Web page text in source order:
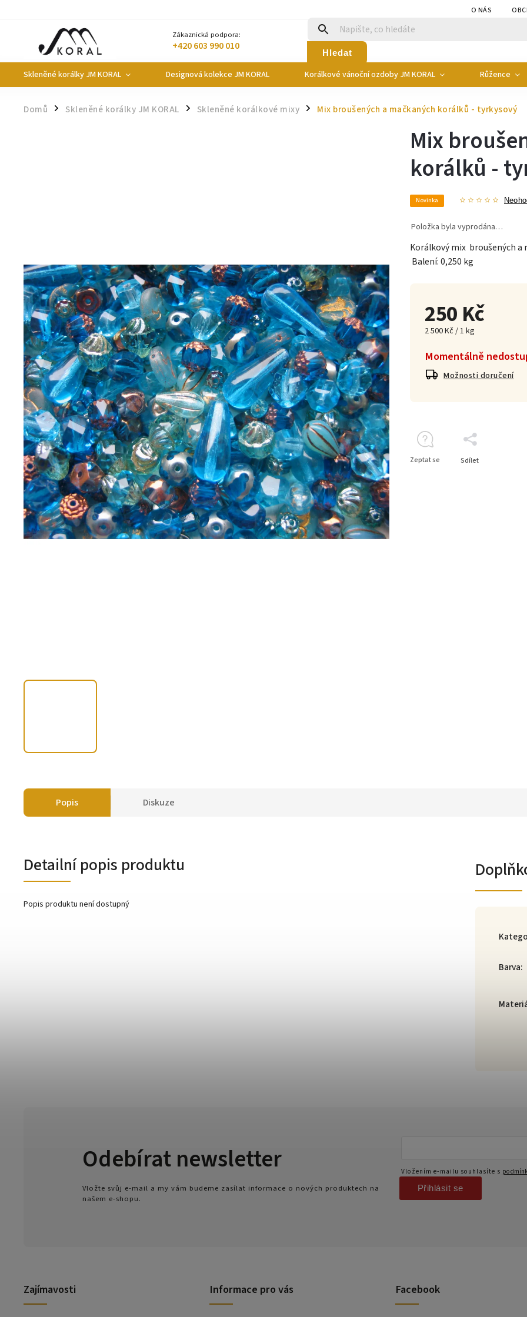
O NÁS
Zákaznická podpora:
+420 603 990 010 Hledat
Skleněné korálky JM KORAL Designová kolekce JM KORAL Korálkové vánoční ozdoby JM KORAL Růžence
Domů / Skleněné korálky JM KORAL / Skleněné korálkové mixy / Mix broušených a mačkaných korálků - tyrkysový
250 Kč
2 500 Kč / 1 kg
Momentálně
Možnosti doručení
Mix
korálků -
Novinka
Položka byla vyprodána…
Korálkový mix broušených a
Balení: 0,250 kg
Zeptat se Sdílet
Popis Diskuze
Detailní popis produktu
Popis produktu není dostupný
Barva:
Zajímavosti
Odebírat newsletter
Vložte svůj e-mail a my vám budeme zasílat informace o nových produktech na
našem e-shopu.
Vložením e-mailu souhlasíte s
Přihlásit se
Informace pro vás Facebook